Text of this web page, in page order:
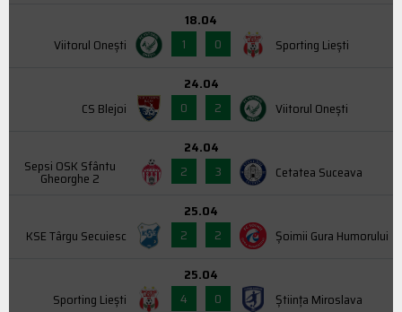
Viitorul Onești
18.04
1
0 Sporting Liești
CS Blejoi
24.04
0
2 Viitorul Onești
Sepsi OSK Sfântu
Gheorghe 2
24.04
2
3 Cetatea Suceava
KSE Târgu Secuiesc
25.04
2
2 Şoimii Gura Humorului
Sporting Liești
25.04
4
0 Știința Miroslava